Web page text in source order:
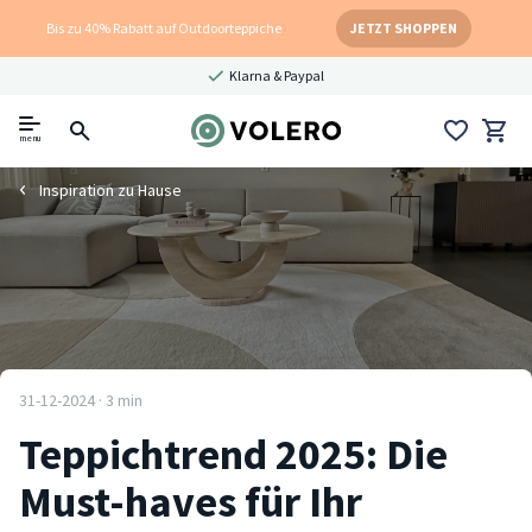
Bis zu 40% Rabatt auf Outdoorteppiche JETZT SHOPPEN
Klarna & Paypal
menu
Inspiration zu Hause
31-12-2024 · 3 min
Teppichtrend 2025: Die
Must-haves für Ihr